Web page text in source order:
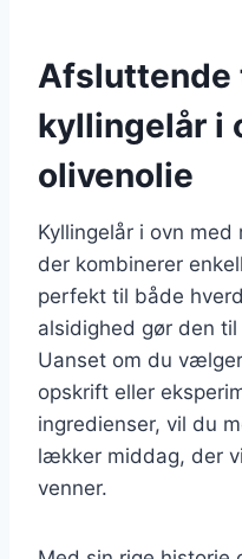
Afsluttende
kyllingelår i
olivenolie
Kyllingelår i ovn
der kombinerer
perfekt til både
alsidighed gør den
Uanset om du
opskrift eller
ingredienser, vil du
lækker middag, der
venner.